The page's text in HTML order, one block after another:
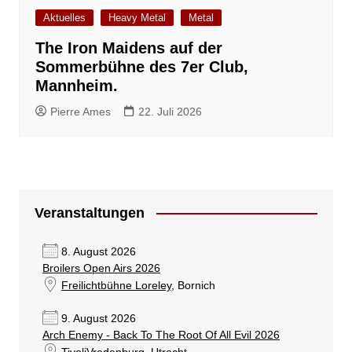
Aktuelles Heavy Metal Metal
The Iron Maidens auf der
Sommerbühne des 7er Club,
Mannheim.
Pierre Ames 22. Juli 2026
Veranstaltungen
8. August 2026
Broilers Open Airs 2026
Freilichtbühne Loreley, Bornich
9. August 2026
Arch Enemy - Back To The Root Of All Evil 2026